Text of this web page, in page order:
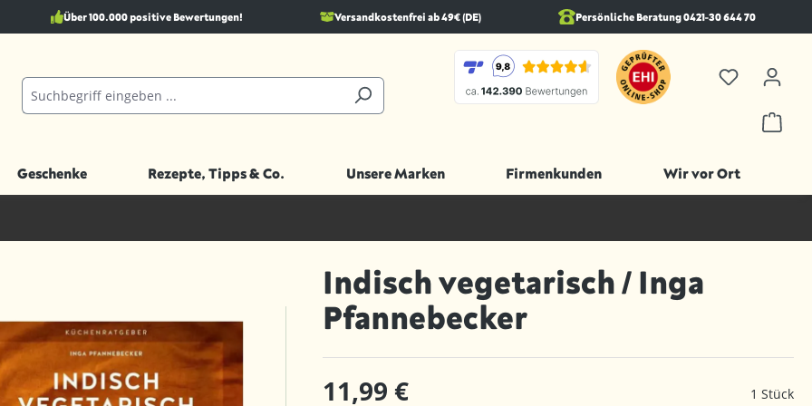
Über 100.000 positive Bewertungen! Versandkostenfrei ab 49€ (DE) Persönliche Beratung 0421-30 644 70
Geschenke Rezepte, Tipps & Co. Unsere Marken Firmenkunden Wir vor Ort
Indisch vegetarisch / Inga
Pfannebecker
11,99 € 1 Stück